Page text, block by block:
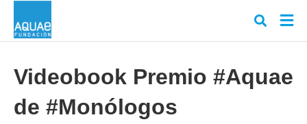
Videobook Premio #Aquae
de #Monólogos